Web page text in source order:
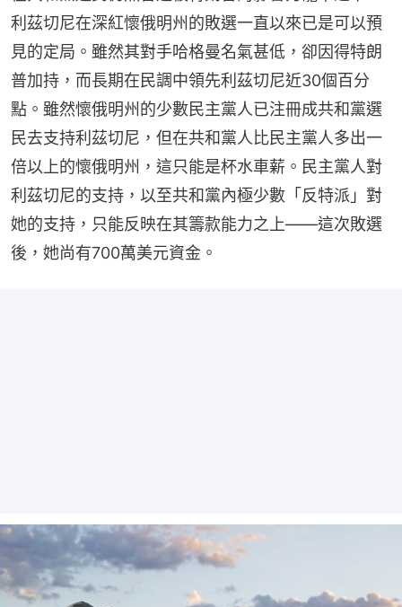
利茲切尼在深紅懷俄明州的敗選一直以來已是可以預
見的定局。雖然其對手哈格曼名氣甚低，卻因得特朗
普加持，而長期在民調中領先利茲切尼近30個百分
點。雖然懷俄明州的少數民主黨人已注冊成共和黨選
民去支持利茲切尼，但在共和黨人比民主黨人多出一
倍以上的懷俄明州，這只能是杯水車薪。民主黨人對
利茲切尼的支持，以至共和黨內極少數「反特派」對
她的支持，只能反映在其籌款能力之上——這次敗選
後，她尚有700萬美元資金。